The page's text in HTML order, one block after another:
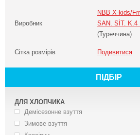
Виробник
NBB X-kids/
SAN. SİT. K.4
(Туреччина)
Сітка розмірів Подивитися
ПІДБІР
ДЛЯ ХЛОПЧИКА
Демісезонне взуття
Зимове взуття